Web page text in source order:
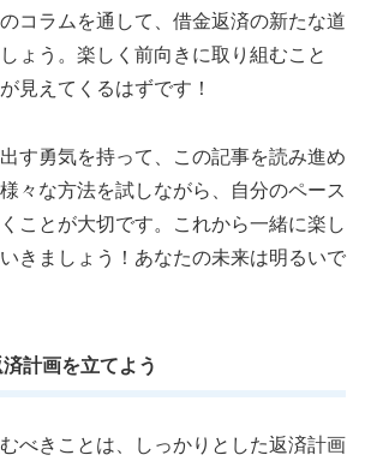
コラムを通して、借金返済の新たな道
ょう。楽しく前向きに取り組むこと
見えてくるはずです！
す勇気を持って、この記事を読み進め
々な方法を試しながら、自分のペース
ことが大切です。これから一緒に楽し
きましょう！あなたの未来は明るいで
計画を立てよう
べきことは、しっかりとした返済計画